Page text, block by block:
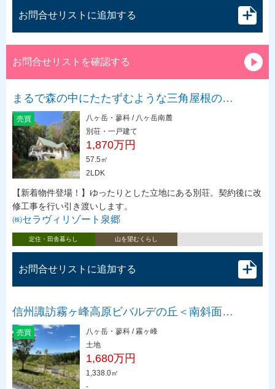
お問合せリストに追加する
お問合せリストを確認する
まるで森の中にたたずむような三角屋根の…
売買
八ヶ岳・蓼科 / 八ヶ岳南麓
別荘・一戸建て
1,870万円
57.5㎡
2LDK
【新着物件登場！】ゆったりとした立地にある別荘。契約後に改
修工事を行い引き渡いします。
㈱セラヴィリゾート泉郷
定住・田舎暮らし 山を望むくらし
お問合せリストに追加する
信州諏訪霧ヶ峰高原ビバルデの丘＜南斜面…
売買
八ヶ岳・蓼科 / 霧ヶ峰
土地
1,680万円
1,338.0㎡
-